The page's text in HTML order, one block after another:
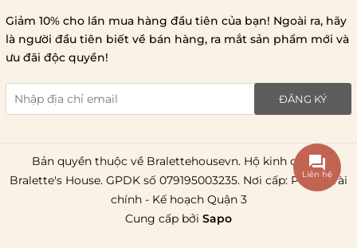
Lưu ý chung về chính sách vận chuyển
1 triệu đồng
giao hàng trong ngày
giao hàng tiêu chuẩn
miễn phí ship
toàn quốc.
Giảm 10% cho lần mua hàng đầu tiên của bạn! Ngoài ra, hãy
là người đầu tiên biết về bán hàng, ra mắt sản phẩm mới và
ưu đãi độc quyền!
ĐĂNG KÝ
Bản quyền thuộc về Bralettehousevn. Hộ kinh doanh
Bralette's House. GPDK số 079195003235. Nơi cấp: Phòng Tài
chính - Kế hoạch Quận 3
Cung cấp bởi Sapo
Liên hệ